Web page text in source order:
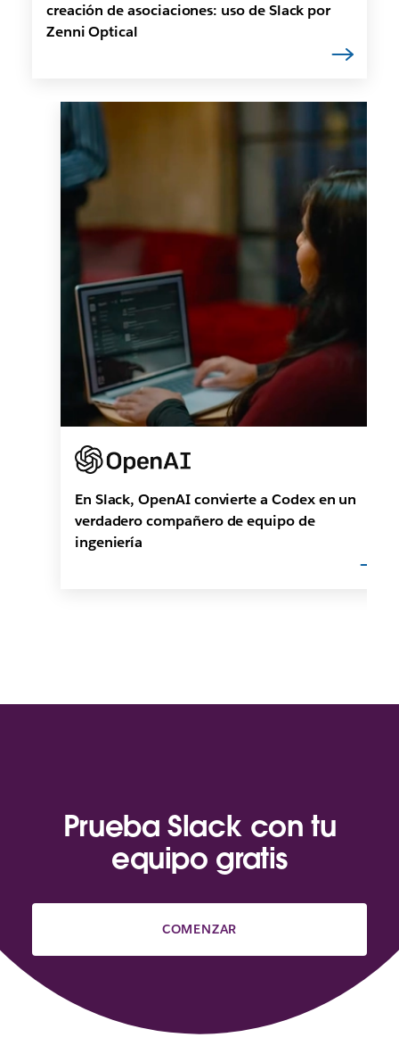
creación de asociaciones: uso de Slack por
Zenni Optical
En Slack, OpenAI convierte a Codex en un
verdadero compañero de equipo de
ingeniería
Prueba Slack con tu
equipo gratis
COMENZAR